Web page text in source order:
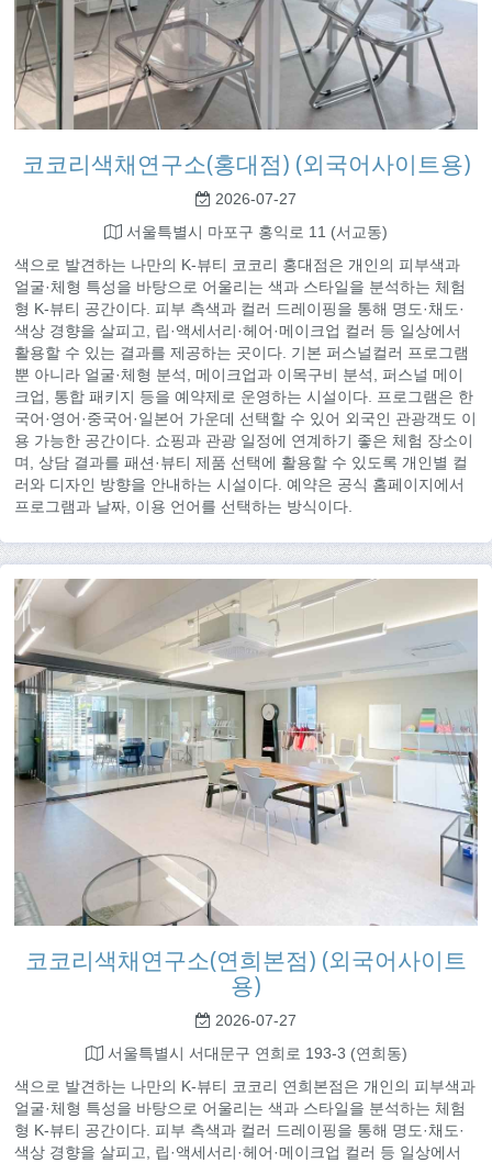
코코리색채연구소(홍대점) (외국어사이트용)
2026-07-27
서울특별시 마포구 홍익로 11 (서교동)
색으로 발견하는 나만의 K-뷰티 코코리 홍대점은 개인의 피부색과
얼굴·체형 특성을 바탕으로 어울리는 색과 스타일을 분석하는 체험
형 K-뷰티 공간이다. 피부 측색과 컬러 드레이핑을 통해 명도·채도·
색상 경향을 살피고, 립·액세서리·헤어·메이크업 컬러 등 일상에서
활용할 수 있는 결과를 제공하는 곳이다. 기본 퍼스널컬러 프로그램
뿐 아니라 얼굴·체형 분석, 메이크업과 이목구비 분석, 퍼스널 메이
크업, 통합 패키지 등을 예약제로 운영하는 시설이다. 프로그램은 한
국어·영어·중국어·일본어 가운데 선택할 수 있어 외국인 관광객도 이
용 가능한 공간이다. 쇼핑과 관광 일정에 연계하기 좋은 체험 장소이
며, 상담 결과를 패션·뷰티 제품 선택에 활용할 수 있도록 개인별 컬
러와 디자인 방향을 안내하는 시설이다. 예약은 공식 홈페이지에서
프로그램과 날짜, 이용 언어를 선택하는 방식이다.
코코리색채연구소(연희본점) (외국어사이트
용)
2026-07-27
서울특별시 서대문구 연희로 193-3 (연희동)
색으로 발견하는 나만의 K-뷰티 코코리 연희본점은 개인의 피부색과
얼굴·체형 특성을 바탕으로 어울리는 색과 스타일을 분석하는 체험
형 K-뷰티 공간이다. 피부 측색과 컬러 드레이핑을 통해 명도·채도·
색상 경향을 살피고, 립·액세서리·헤어·메이크업 컬러 등 일상에서